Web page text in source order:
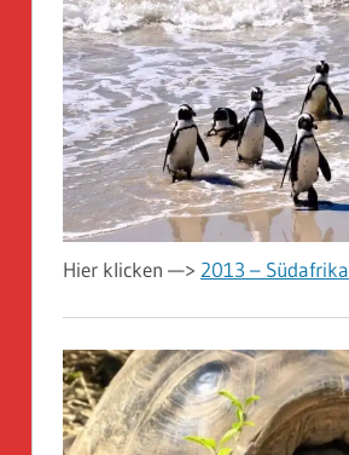
Hier klicken —> 2013 – Südafrika